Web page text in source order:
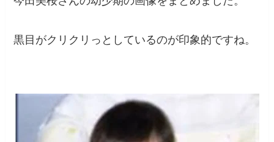
黒目がクリクリっとしているのが印象的ですね。